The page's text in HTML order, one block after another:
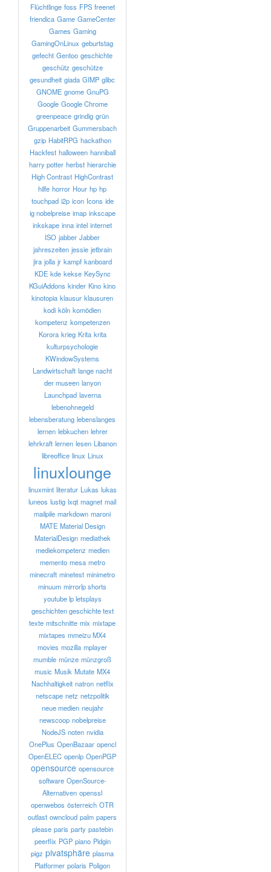
Flüchtlinge foss FPS freenet
friendica Game GameCenter
Games Gaming
GamingOnLinux geburtstag
gefecht Gentoo geschichte
geschütz geschütze
gesundheit giada GIMP glibc
GNOME gnome GnuPG
Google Google Chrome
greenpeace grindig grün
Gruppenarbeit Gummersbach
gzip HabitRPG hackathon
Hackfest halloween hanniball
harry potter herbst hierarchie
High Contrast HighContrast
hilfe horror Hour hp hp
touchpad i2p icon Icons ide
ig nobelpreise imap inkscape
inkskape inna intel internet
ISO jabber Jabber
jahreszeiten jessie jetbrain
jira jolla jr kampf kanboard
KDE kde kekse KeySync
KGuiAddons kinder Kino kino
kinotopia klausur klausuren
kodi köln komödien
kompetenz kompetenzen
Korora krieg Krita krita
kulturpsychologie
KWindowSystems
Landwirtschaft lange nacht
der museen lanyon
Launchpad laverna
lebenohnegeld
lebensberatung lebenslanges
lernen lebkuchen lehrer
lehrkraft lernen lesen Libanon
libreoffice linux Linux
linuxlounge
linuxmint literatur Lukas lukas
luneos lustig lxqt magnet mail
mailpile markdown maroni
MATE Material Design
MaterialDesign mediathek
mediekompetenz medien
memento mesa metro
minecraft minetest minimetro
minuum mirrorlp shorts
youtube lp letsplays
geschichten geschichte text
texte mitschnitte mix mixtape
mixtapes mmeizu MX4
movies mozilla mplayer
mumble münze münzgroß
music Musik Mutate MX4
Nachhaltigkeit natron netflix
netscape netz netzpolitik
neue medien neujahr
newscoop nobelpreise
NodeJS noten nvidia
OnePlus OpenBazaar opencl
OpenELEC openlp OpenPGP
opensource opensource
software OpenSource-
Alternativen openssl
openwebos österreich OTR
outlast owncloud palm papers
please paris party pastebin
peerflix PGP piano Pidgin
pigz pivatsphäre plasma
Platformer polaris Poligon